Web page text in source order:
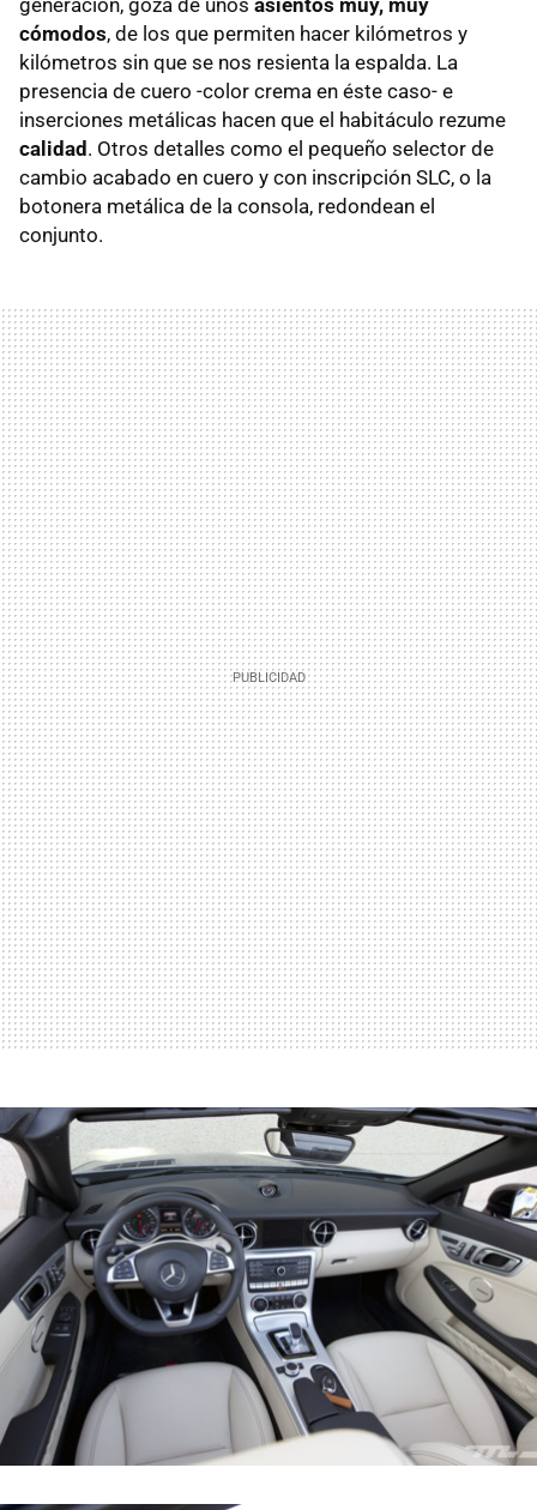
generación, goza de unos asientos muy, muy
cómodos, de los que permiten hacer kilómetros y
kilómetros sin que se nos resienta la espalda. La
presencia de cuero -color crema en éste caso- e
inserciones metálicas hacen que el habitáculo rezume
calidad . Otros detalles como el pequeño selector de
cambio acabado en cuero y con inscripción SLC, o la
botonera metálica de la consola, redondean el
conjunto.